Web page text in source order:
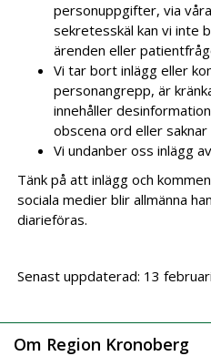
personuppgifter, via
sekretesskäl kan vi inte
ärenden eller
Vi tar bort inlägg eller
personangrepp, är
innehåller
obscena ord eller
Vi undanber oss inlägg
Tänk på att inlägg och
sociala medier blir allmänna
diarieföras.
Senast uppdaterad: 13
Om Region Kronoberg